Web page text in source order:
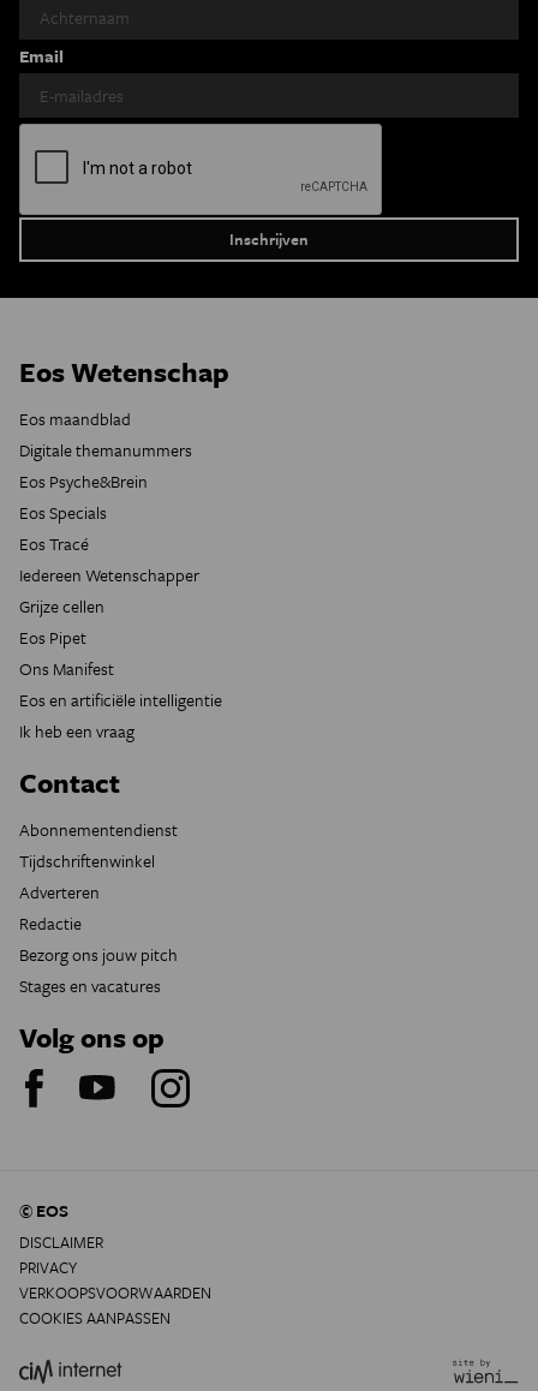
Email
Eos Wetenschap
Eos maandblad
Digitale themanummers
Eos Psyche&Brein
Eos Specials
Eos Tracé
Iedereen Wetenschapper
Grijze cellen
Eos Pipet
Ons Manifest
Eos en artificiële intelligentie
Ik heb een vraag
Contact
Abonnementendienst
Tijdschriftenwinkel
Adverteren
Redactie
Bezorg ons jouw pitch
Stages en vacatures
Volg ons op
© EOS
DISCLAIMER
PRIVACY
VERKOOPSVOORWAARDEN
COOKIES AANPASSEN